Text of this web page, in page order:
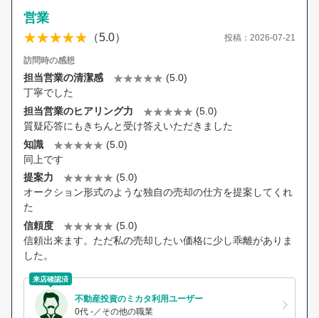
営業
（5.0） 投稿：2026-07-21
訪問時の感想
担当営業の清潔感
(5.0)
丁寧でした
担当営業のヒアリング力
(5.0)
質疑応答にもきちんと受け答えいただきました
知識
(5.0)
同上です
提案力
(5.0)
オークション形式のような独自の売却の仕方を提案してくれ
た
信頼度
(5.0)
信頼出来ます。ただ私の売却したい価格に少し乖離がありま
した。
来店確認済
不動産投資のミカタ利用ユーザー
0代 -／その他の職業